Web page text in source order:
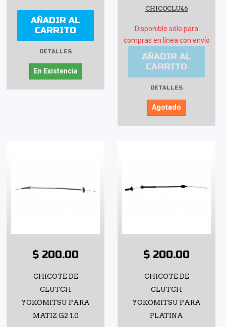
AÑADIR AL
CARRITO
DETALLES
En Existencia
CHICOCLU46
Disponible sólo para
compras en línea con envío
AÑADIR AL
CARRITO
DETALLES
Agotado
$ 200.00
CHICOTE DE
CLUTCH
YOKOMITSU PARA
MATIZ G2 1.0
$ 200.00
CHICOTE DE
CLUTCH
YOKOMITSU PARA
PLATINA